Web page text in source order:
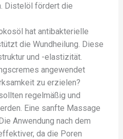
Distelöl fördert die
hat antibakterielle
die Wundheilung. Diese
und -elastizität.
angewendet
zu erzielen?
regelmäßig und
Eine sanfte Massage
Anwendung nach dem
da die Poren